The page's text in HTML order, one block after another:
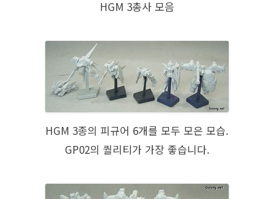
HGM 3총사 모음
HGM 3종의 피규어 6개를 모두 모은 모습.
GP02의 퀄리티가 가장 좋습니다.